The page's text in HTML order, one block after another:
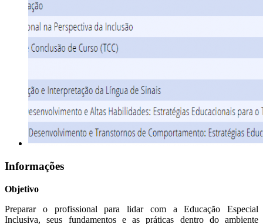
Informações
Objetivo
Preparar o profissional para lidar com a Educação Especial
Inclusiva, seus fundamentos e as práticas dentro do ambiente